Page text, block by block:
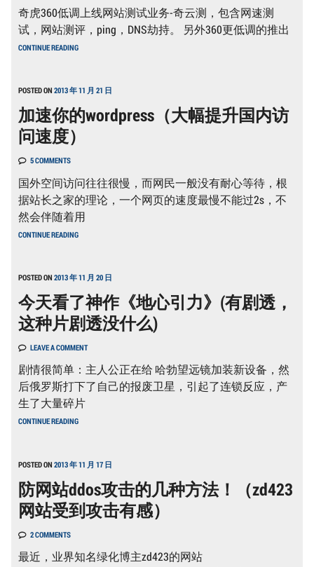
教
程
奇虎360低调上线网站测试业务-奇云测，包含网速测
试，网站测评，ping，DNS劫持。 另外360更低调的推出
CONTINUE READING
虎
调
线
网
测
试
业
务-
奇
云
监
POSTED ON 2013 年 11 月 21 日
加速你的wordpress（大幅提升国内访
问速度）
5 COMMENTS
国外空间访问往往很慢，而网民一般没有耐心等待，根
据站长之家的理论，一个网页的速度最慢不能过2s，不
然会伴随着用
CONTINUE READING
速
WORDPRESS（大
提
升
国
内
问
度）
POSTED ON 2013 年 11 月 20 日
今天看了神作《地心引力》(有剧透，
这种片剧透没什么)
LEAVE A COMMENT
剧情很简单：主人公正在给 哈勃望远镜加装新设备，然
后俄罗斯打下了自己的报废卫星，引起了连锁反应，产
生了大量碎片
CONTINUE READING今
天
神
《地
心
引
力》
透，
这
POSTED ON 2013 年 11 月 17 日
防网站ddos攻击的几种方法！（zd423
网站受到攻击有感）
2 COMMENTS
最近，业界知名绿化博主zd423的网站